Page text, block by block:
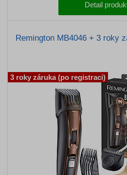
Detail
Remington MB4046 + 3 roky
3 roky záruka (po registraci)